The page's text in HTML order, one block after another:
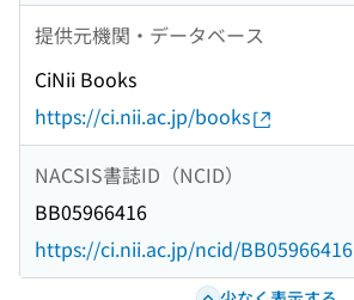
提供元機関・データベース
CiNii Books
https://ci.nii.ac.jp/books
NACSIS書誌ID（NCID）
BB05966416
https://ci.nii.ac.jp/ncid/BB05966416